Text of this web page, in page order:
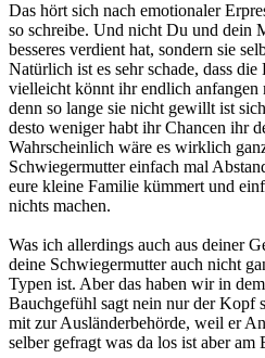
Das hört sich nach emotionaler
so schreibe. Und nicht Du und dein
besseres verdient hat, sondern sie
Natürlich ist es sehr schade, dass
vielleicht könnt ihr endlich anfangen
denn so lange sie nicht gewillt ist
desto weniger habt ihr Chancen ihr
Wahrscheinlich wäre es wirklich
Schwiegermutter einfach mal
eure kleine Familie kümmert und
nichts machen.
Was ich allerdings auch aus deiner
deine Schwiegermutter auch nicht
Typen ist. Aber das haben wir in
Bauchgefühl sagt nein nur der Kopf
mit zur Ausländerbehörde, weil er
selber gefragt was da los ist aber